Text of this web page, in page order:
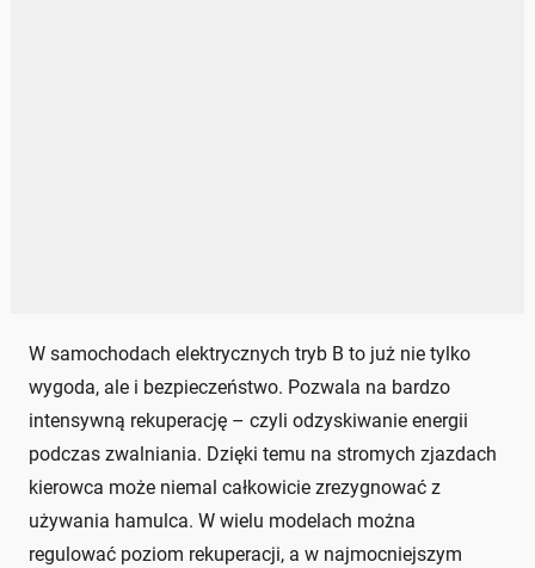
W samochodach elektrycznych tryb B to już nie tylko
wygoda, ale i bezpieczeństwo. Pozwala na bardzo
intensywną rekuperację – czyli odzyskiwanie energii
podczas zwalniania. Dzięki temu na stromych zjazdach
kierowca może niemal całkowicie zrezygnować z
używania hamulca. W wielu modelach można
regulować poziom rekuperacji, a w najmocniejszym